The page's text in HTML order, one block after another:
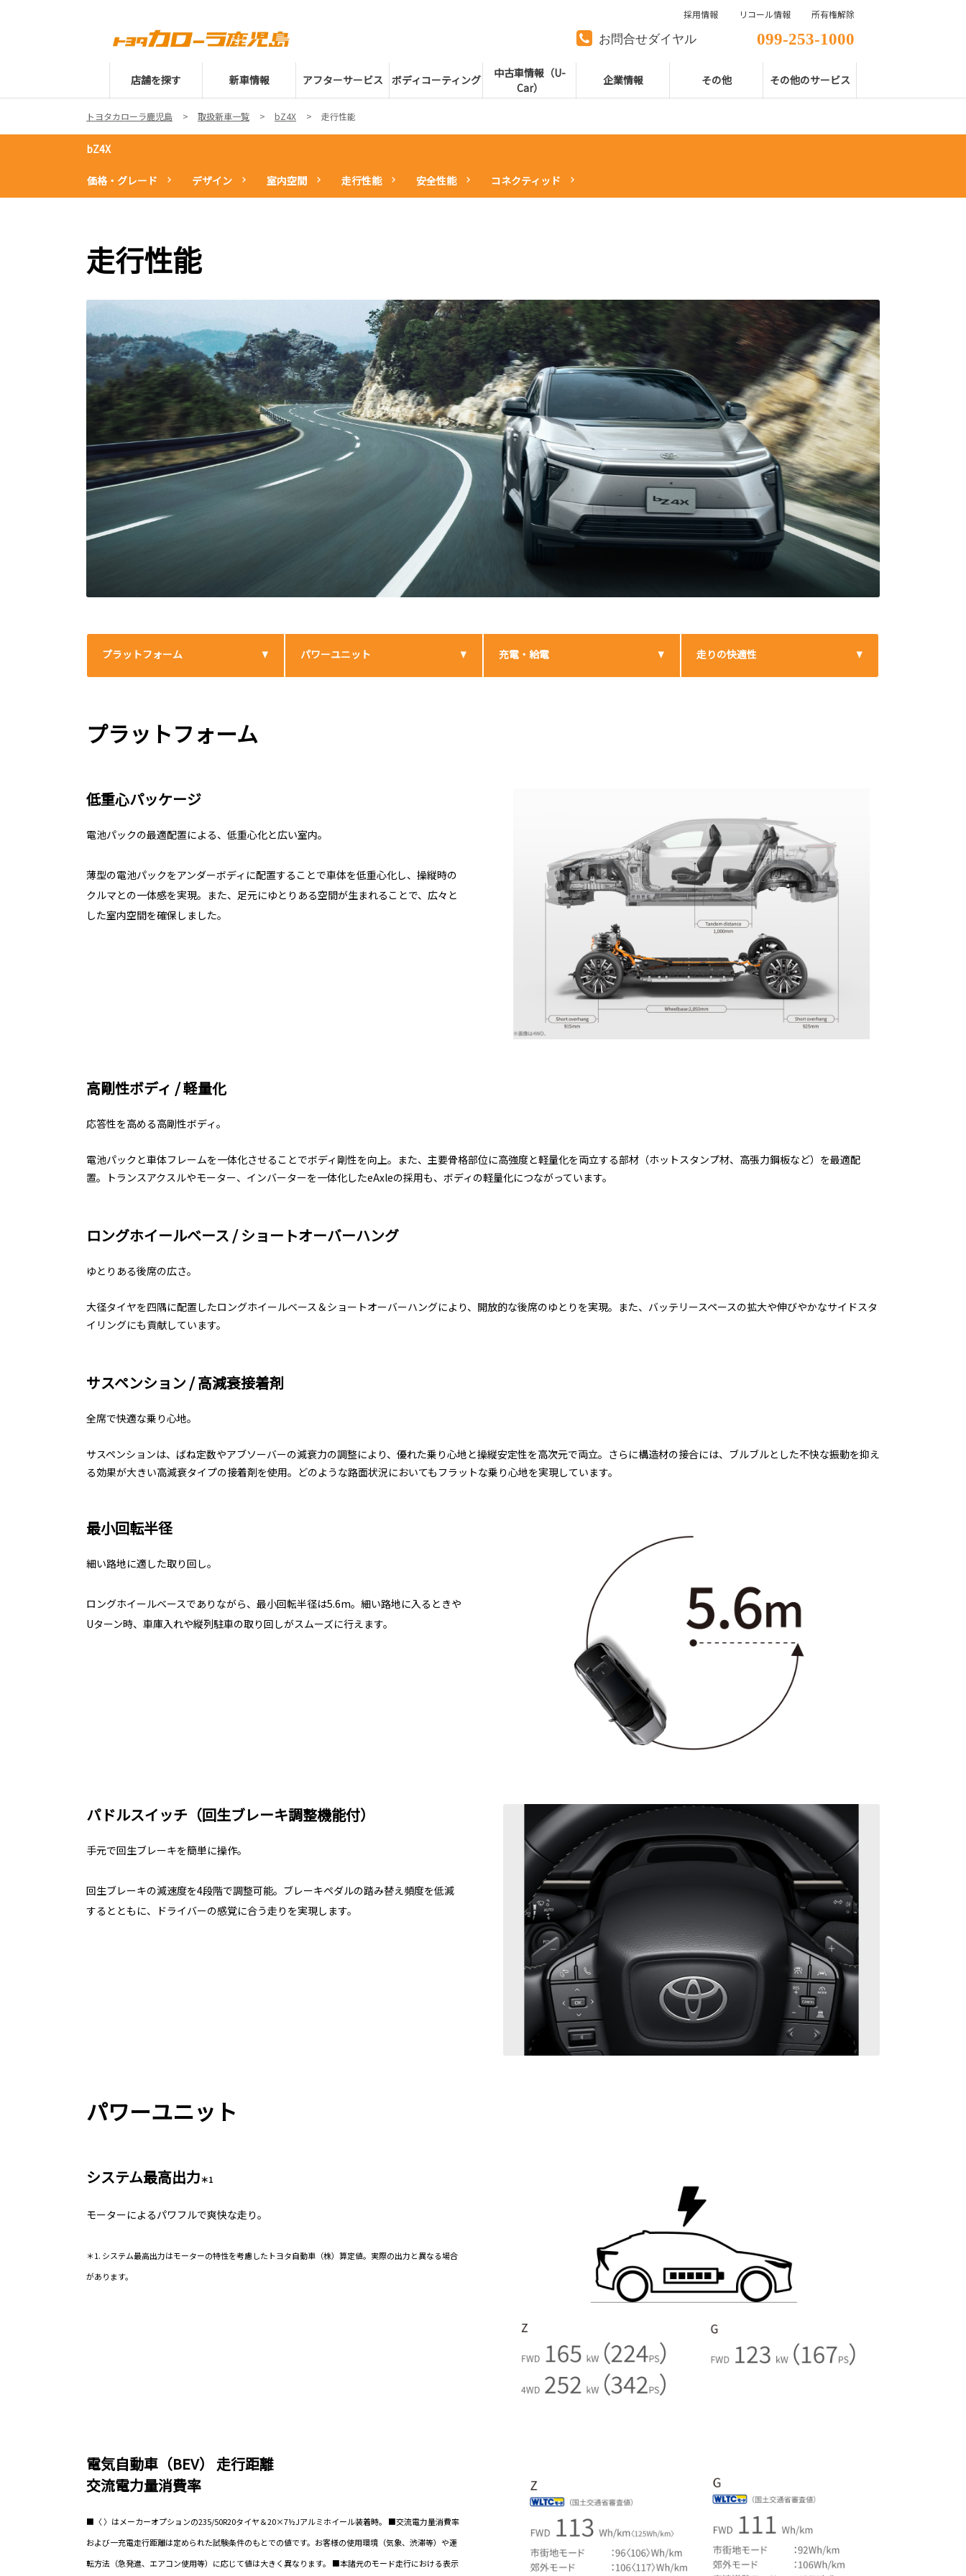
お問合せダイヤル 099-253-1000
店舗を探す 新車情報 アフターサービス ボディコーティング
中古車情報（U-
Car）
企業情報 その他 その他のサービス
採用情報 リコール情報 所有権解除
トヨタカローラ鹿児島 取扱新車一覧 bZ4X 走行性能
bZ4X
価格・グレード デザイン 室内空間 走行性能 安全性能 コネクティッド
走行性能
プラットフォーム パワーユニット 充電・給電 走りの快適性
プラットフォーム
低重心パッケージ
電池パックの最適配置による、低重心化と広い室内。
薄型の電池パックをアンダーボディに配置することで車体を低重心化し、操縦時の
クルマとの一体感を実現。また、足元にゆとりある空間が生まれることで、広々と
した室内空間を確保しました。
高剛性ボディ / 軽量化
応答性を高める高剛性ボディ。
電池パックと車体フレームを一体化させることでボディ剛性を向上。また、主要骨格部位に高強度と軽量化を両立する部材（ホットスタンプ材、高張力鋼板など）を最適配
置。トランスアクスルやモーター、インバーターを一体化したeAxleの採用も、ボディの軽量化につながっています。
ロングホイールベース / ショートオーバーハング
ゆとりある後席の広さ。
大径タイヤを四隅に配置したロングホイールベース＆ショートオーバーハングにより、開放的な後席のゆとりを実現。また、バッテリースペースの拡大や伸びやかなサイドスタ
イリングにも貢献しています。
サスペンション / 高減衰接着剤
全席で快適な乗り心地。
サスペンションは、ばね定数やアブソーバーの減衰力の調整により、優れた乗り心地と操縦安定性を高次元で両立。さらに構造材の接合には、ブルブルとした不快な振動を抑え
る効果が大きい高減衰タイプの接着剤を使用。どのような路面状況においてもフラットな乗り心地を実現しています。
最小回転半径
細い路地に適した取り回し。
ロングホイールベースでありながら、最小回転半径は5.6m。細い路地に入るときや
Uターン時、車庫入れや縦列駐車の取り回しがスムーズに行えます。
パドルスイッチ（回生ブレーキ調整機能付）
手元で回生ブレーキを簡単に操作。
回生ブレーキの減速度を4段階で調整可能。ブレーキペダルの踏み替え頻度を低減
するとともに、ドライバーの感覚に合う走りを実現します。
パワーユニット
システム最高出力＊1
モーターによるパワフルで爽快な走り。
＊1. システム最高出力はモーターの特性を考慮したトヨタ自動車（株）算定値。実際の出力と異なる場合
があります。
電気自動車（BEV） 走行距離
交流電力量消費率
■〈 〉はメーカーオプションの235/50R20タイヤ＆20×7½Jアルミホイール装着時。 ■交流電力量消費率
および一充電走行距離は定められた試験条件のもとでの値です。お客様の使用環境（気象、渋滞等）や運
転方法（急発進、エアコン使用等）に応じて値は大きく異なります。 ■本諸元のモード走行における表示